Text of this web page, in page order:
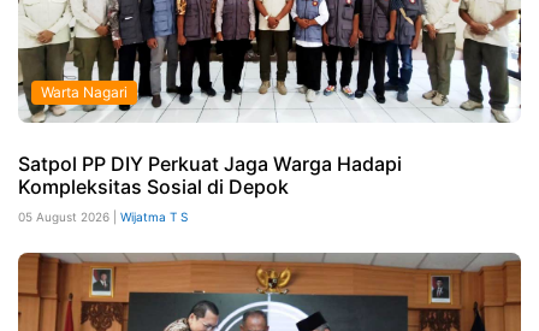
Warta Nagari
Satpol PP DIY Perkuat Jaga Warga Hadapi
Kompleksitas Sosial di Depok
05 August 2026 | Wijatma T S